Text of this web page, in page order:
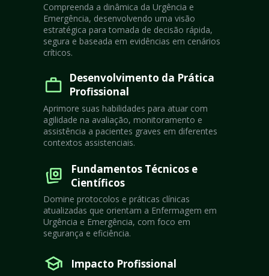
Desenvolvimento da Prática
Profissional
Fundamentos Técnicos e
Científicos
Impacto Profissional
Aprimore suas habilidades para atuar com
agilidade na avaliação, monitoramento e
assistência a pacientes graves em diferentes
contextos assistenciais.
Domine protocolos e práticas clínicas
atualizadas que orientam a Enfermagem em
Urgência e Emergência, com foco em
segurança e eficiência.
Compreenda a dinâmica da Urgência e
Emergência, desenvolvendo uma visão
estratégica para tomada de decisão rápida,
segura e baseada em evidências em cenários
críticos.